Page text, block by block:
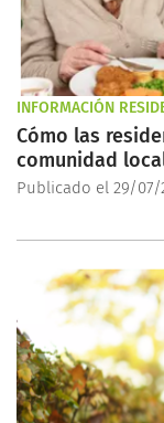
INFORMACIÓN
Cómo las
comunidad
Publicado el 29/07/